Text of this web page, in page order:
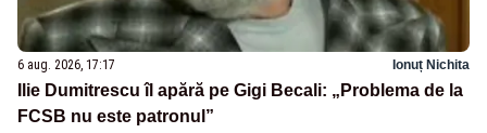
6 aug. 2026, 17:17 Ionuț Nichita
Ilie Dumitrescu îl apără pe Gigi Becali: „Problema de la
FCSB nu este patronul”